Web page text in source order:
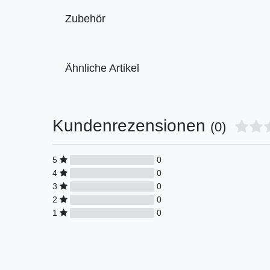
Zubehör
Ähnliche Artikel
Kundenrezensionen (0)
5
0
4
0
3
0
2
0
1
0